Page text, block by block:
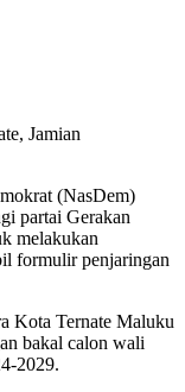
Jamian
(NasDem)
partai Gerakan
melakukan
formulir penjaringan
Kota Ternate Maluku
bakal calon wali
2029.